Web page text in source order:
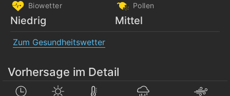
Biowetter
Niedrig
Pollen
Mittel
Zum Gesundheitswetter
Vorhersage im Detail